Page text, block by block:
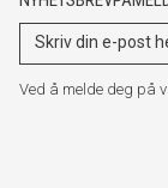
Ved å melde deg på